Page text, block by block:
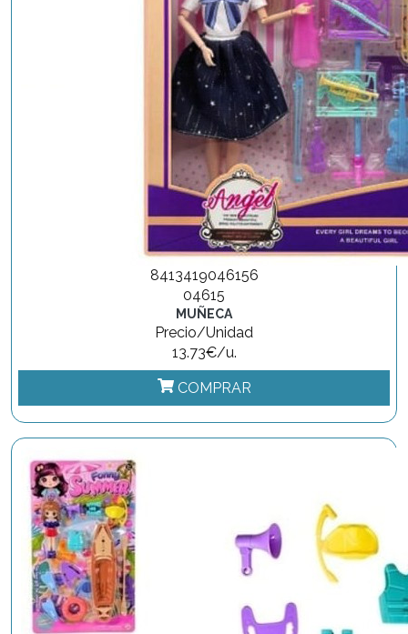
8413419046156
04615
MUÑECA
Precio/Unidad
13.73€/u.
COMPRAR